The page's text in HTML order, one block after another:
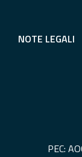
NOTE LEGALI
PEC: